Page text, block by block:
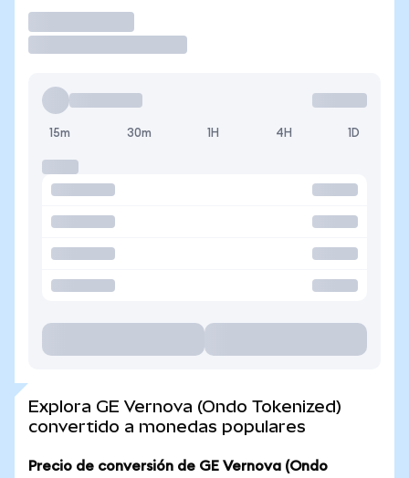
15m 30m 1H 4H 1D
Explora GE Vernova (Ondo Tokenized)
convertido a monedas populares
Precio de conversión de GE Vernova (Ondo